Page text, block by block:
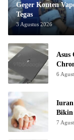
Geger Konten
Tegas
3 Agustus 2026
Asus
6
Iuran
Bikin
7